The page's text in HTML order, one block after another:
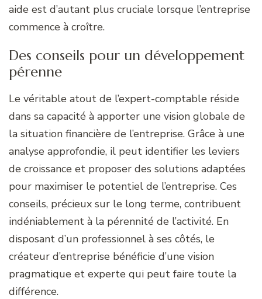
aide est d’autant plus cruciale lorsque l’entreprise
commence à croître.
Des conseils pour un développement
pérenne
Le véritable atout de l’expert-comptable réside
dans sa capacité à apporter une vision globale de
la situation financière de l’entreprise. Grâce à une
analyse approfondie, il peut identifier les leviers
de croissance et proposer des solutions adaptées
pour maximiser le potentiel de l’entreprise. Ces
conseils, précieux sur le long terme, contribuent
indéniablement à la pérennité de l’activité. En
disposant d’un professionnel à ses côtés, le
créateur d’entreprise bénéficie d’une vision
pragmatique et experte qui peut faire toute la
différence.